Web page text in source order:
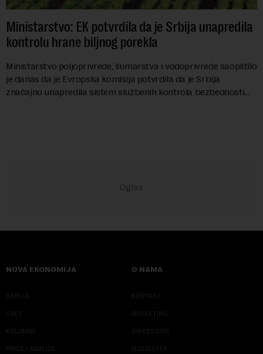
Ministarstvo: EK potvrdila da je Srbija unapredila
kontrolu hrane biljnog porekla
Ministarstvo poljoprivrede, šumarstva i vodoprivrede saopštilo
je danas da je Evropska komisija potvrdila da je Srbija
značajno unapredila sistem službenih kontrola bezbednosti
NOVA EKONOMIJA
SRBIJA
SVET
KOLUMNE
PRIČE I ANALIZE
O NAMA
KONTAKT
MARKETING
IMPRESSUM
NJUZLETER